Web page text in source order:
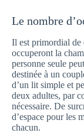
Le nombre
Il est primordial de
occuperont la
personne seule
destinée à un
d’un lit simple et
deux adultes, par
nécessaire. De
d’espace pour les
chacun.